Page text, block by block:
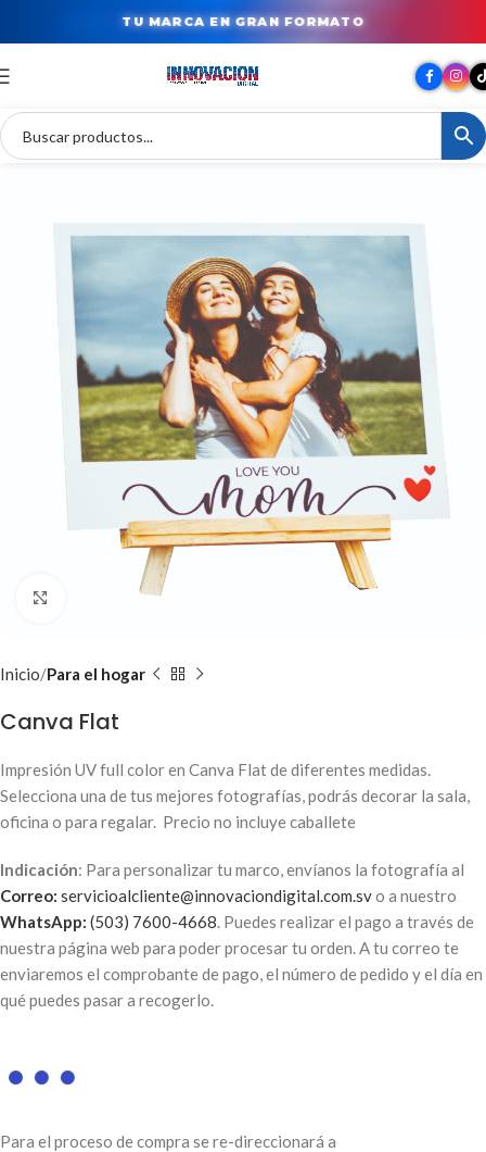
TU MARCA EN GRAN FORMATO
Clic para ampliar
Inicio Para el hogar
Canva Flat
Impresión UV full color en Canva Flat de diferentes medidas.
Selecciona una de tus mejores fotografías, podrás decorar la sala,
oficina o para regalar. Precio no incluye caballete
Indicación: Para personalizar tu marco, envíanos la fotografía al
Correo: servicioalcliente@innovaciondigital.com.svo a nuestro
WhatsApp: (503) 7600-4668. Puedes realizar el pago a través de
nuestra página web para poder procesar tu orden. A tu correo te
enviaremos el comprobante de pago, el número de pedido y el día en
qué puedes pasar a recogerlo.
Para el proceso de compra se re-direccionará a